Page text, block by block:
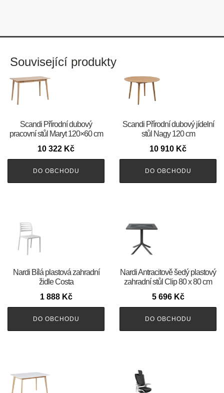
Související produkty
Scandi Přírodní dubový
pracovní stůl Maryt 120×60 cm
10 322 Kč
DO OBCHODU
Scandi Přírodní dubový jídelní
stůl Nagy 120 cm
10 910 Kč
DO OBCHODU
Nardi Bílá plastová zahradní
židle Costa
1 888 Kč
DO OBCHODU
Nardi Antracitově šedý plastový
zahradní stůl Clip 80 x 80 cm
5 696 Kč
DO OBCHODU